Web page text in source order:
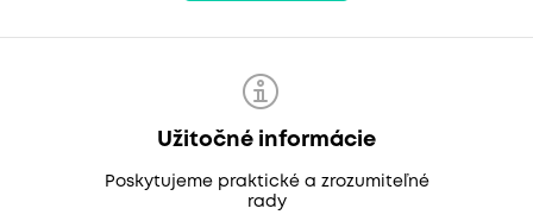
Užitočné informácie
Poskytujeme praktické a zrozumiteľné
rady